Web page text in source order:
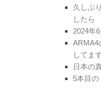
久しぶ
したら
2024年
ARMA4
してま
日本の
5本目